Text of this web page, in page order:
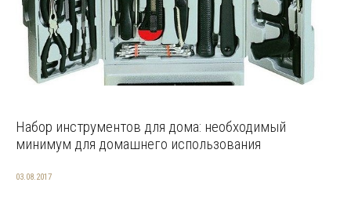
Набор инструментов для дома: необходимый
минимум для домашнего использования
03.08.2017